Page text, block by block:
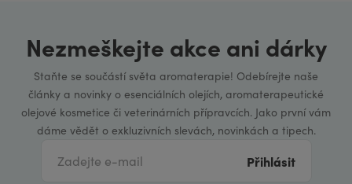
Nezmeškejte akce ani dárky
Staňte se součástí světa aromaterapie! Odebírejte naše
články a novinky o esenciálních olejích, aromaterapeutické
olejové kosmetice či veterinárních přípravcích. Jako první vám
dáme vědět o exkluzivních slevách, novinkách a tipech.
Přihlásit